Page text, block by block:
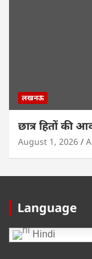
लखनऊ
छात्र हितों की
August 1, 2026
Language
Hindi